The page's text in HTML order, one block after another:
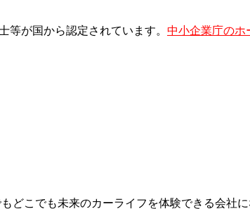
が国から認定されています。 中小企業庁のホ
どこでも未来のカーライフを体験できる会社